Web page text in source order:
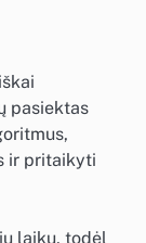
pasiektas
ir pritaikyti
laiku, todėl